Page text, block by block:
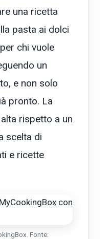
una ricetta
pasta ai dolci
chi vuole
un
e non solo
pronto. La
rispetto a un
scelta di
e ricette
Fonte: